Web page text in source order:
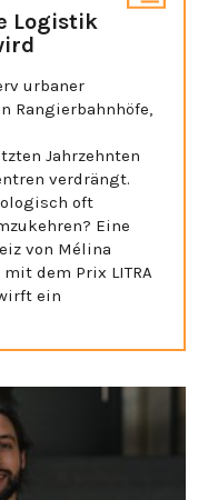
Logistik
urbaner
Rangierbahnhöfe,
Jahrzehnten
verdrängt.
oft
Eine
von Mélina
dem Prix LITRA
ein